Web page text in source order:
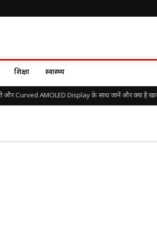
शिक्षा स्वास्थ्य
और Curved AMOLED Display के साथ जानें और क्या है खास